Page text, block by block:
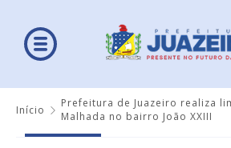
Início
Prefeitura de Juazeiro realiza
Malhada no bairro João XXIII